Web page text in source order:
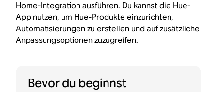
Home-Integration ausführen. Du kannst die Hue-
App nutzen, um Hue-Produkte einzurichten,
Automatisierungen zu erstellen und auf zusätzliche
Anpassungsoptionen zuzugreifen.
Bevor du beginnst